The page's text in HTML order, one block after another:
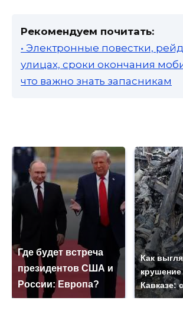
Рекомендуем почитать:
• Электронные повестки,
улицах, сроки окончания
что важно знать запасникам
Где будет встреча
президентов США и
России: Европа?
Как
крушение
Кавказе: